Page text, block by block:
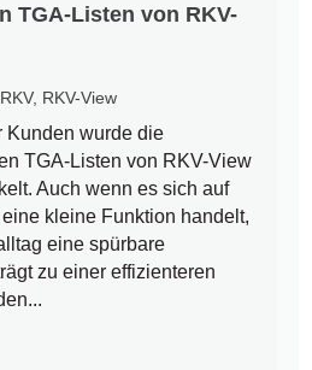
TGA-Listen von RKV-
RKV, RKV-View
Kunden wurde die
TGA-Listen von RKV-View
Auch wenn es sich auf
kleine Funktion handelt,
eine spürbare
zu einer effizienteren